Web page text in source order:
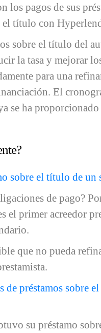
los pagos de sus
el título con
sobre el título del
la tasa y mejorar
para una
El
se ha
sobre el título de un
de pago?
el primer acreedor
que no pueda
de préstamos sobre
su préstamo